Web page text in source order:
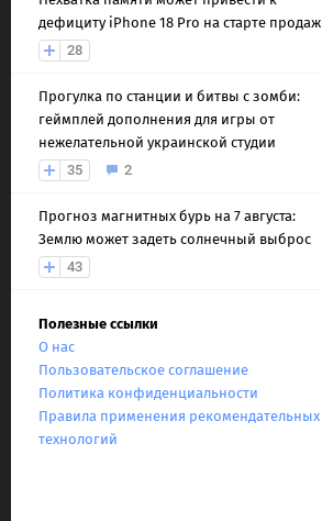
дефициту iPhone 18 Pro на старте продаж
28
Прогулка по станции и битвы с зомби:
геймплей дополнения для игры от
нежелательной украинской студии
35
2
Прогноз магнитных бурь на 7 августа:
Землю может задеть солнечный выброс
43
Полезные ссылки
О нас
Пользовательское соглашение
Политика конфиденциальности
Правила применения рекомендательных
технологий